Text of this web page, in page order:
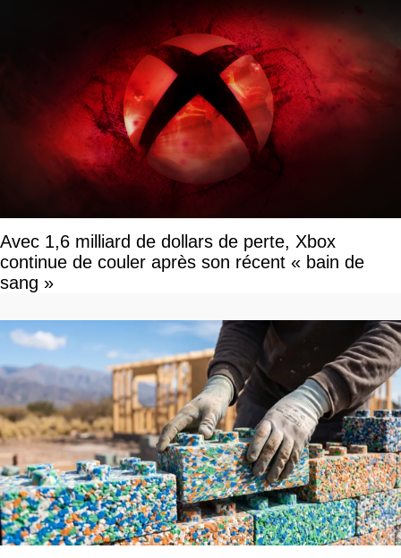
Avec 1,6 milliard de dollars de perte, Xbox
continue de couler après son récent « bain de
sang »